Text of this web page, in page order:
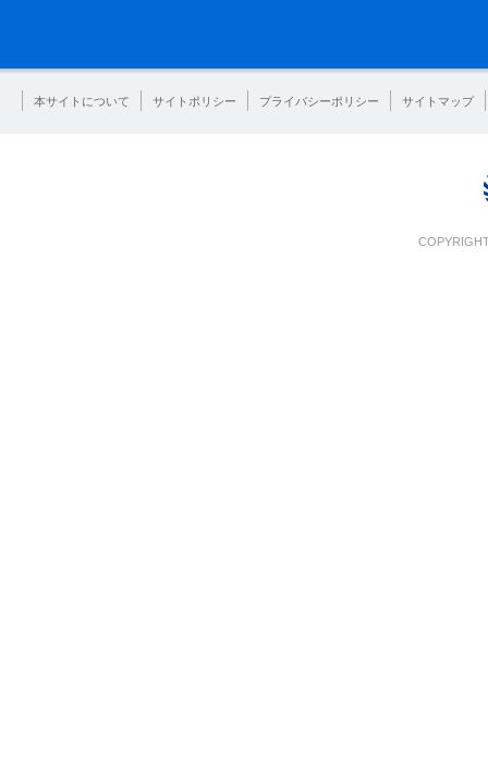
本サイトについて サイトポリシー プライバシーポリシー サイトマップ